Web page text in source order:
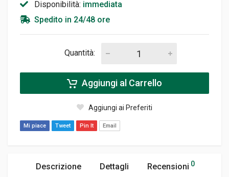
Disponibilità: immediata
Spedito in 24/48 ore
Quantità:
Aggiungi al Carrello
Aggiungi ai Preferiti
Mi piace Tweet Pin It Email
Descrizione Dettagli Recensioni 0